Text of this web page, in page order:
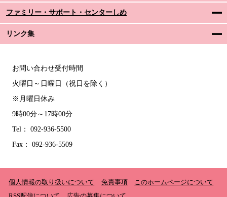
ファミリー・サポート・センターしめ
リンク集
お問い合わせ受付時間
火曜日～日曜日（祝日を除く）
※月曜日休み
9時00分～17時00分
Tel： 092-936-5500
Fax： 092-936-5509
個人情報の取り扱いについて 免責事項
このホームページについて